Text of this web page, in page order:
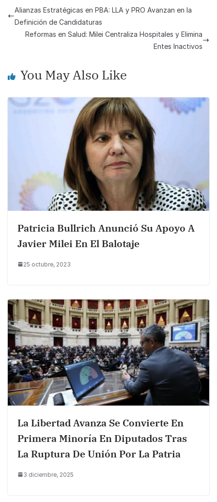
e
b
o
k
s
A
p
y
Li
n
e
Alianzas Estratégicas en PBA: LLA y PRO Avanzan en la
Definición de Candidaturas
Reformas en Salud: Milei Centraliza Hospitales y Elimina
Entes Inactivos
You May Also Like
Patricia Bullrich Anunció Su Apoyo A
Javier Milei En El Balotaje
25 octubre, 2023
La Libertad Avanza Se Convierte En
Primera Minoría En Diputados Tras
La Ruptura De Unión Por La Patria
3 diciembre, 2025